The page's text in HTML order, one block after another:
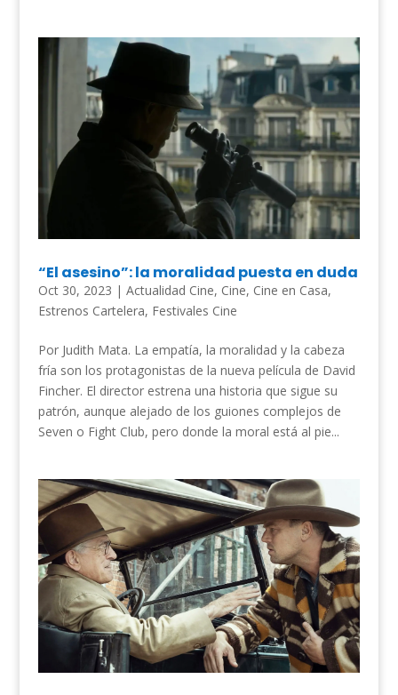
“El asesino”: la moralidad puesta en duda
Oct 30, 2023 | Actualidad Cine, Cine, Cine en Casa,
Estrenos Cartelera, Festivales Cine
Por Judith Mata. La empatía, la moralidad y la cabeza
fría son los protagonistas de la nueva película de David
Fincher. El director estrena una historia que sigue su
patrón, aunque alejado de los guiones complejos de
Seven o Fight Club, pero donde la moral está al pie...